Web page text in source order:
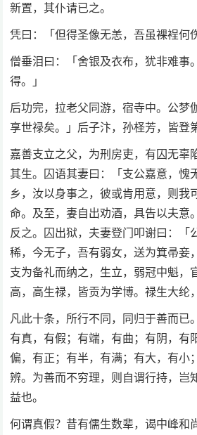
新置，其仆请已之。
凭曰：「但得圣像无恙，吾虽裸裎何
僧垂泪曰：「舍银及衣布，犹非难事
得。」
后功完，拉老父同游，宿寺中。公梦
享世禄矣。」后子汴，孙柽芳，皆登
嘉善支立之父，为刑房吏，有囚无辜
其生。囚语其妻曰：「支公嘉意，愧
乡，汝以身事之，彼或肯用意，则我
命。及至，妻自出劝酒，具告以夫意
反之。囚出狱，夫妻登门叩谢曰：「
稀，今无子，吾有弱女，送为箕帚妾
支为备礼而纳之，生立，弱冠中魁，
高，高生禄，皆贡为学博。禄生大纶
凡此十条，所行不同，同归于善而已
有真，有假；有端，有曲；有阴，有
偏，有正；有半，有满；有大，有小
辨。为善而不穷理，则自谓行持，岂
益也。
何谓真假？昔有儒生数辈，谒中峰和